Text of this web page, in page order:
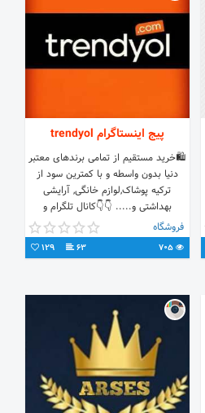
پیج اینستاگرام trendyol
🛍خرید مستقیم از تمامی برندهای معتبر
دنیا بدون واسطه و با کمترین سود از
ترکیه پوشاک,لوازم خانگی, آرایشی
بهداشتی و..... 👇👇کانال تلگرام و
پشتیبانی
فروشگاه
705
63
129